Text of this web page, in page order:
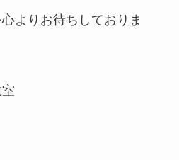
よりお待ちしておりま